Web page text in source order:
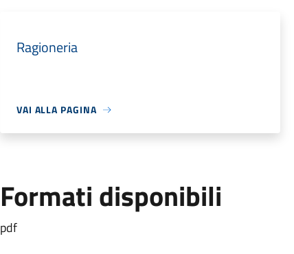
Ragioneria
VAI ALLA PAGINA
Formati disponibili
pdf